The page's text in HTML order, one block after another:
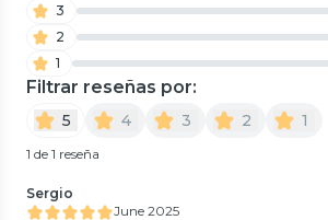
3
2
1
Filtrar reseñas por:
5 4 3 2 1
1 de 1 reseña
Sergio
June 2025